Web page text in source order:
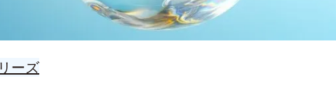
ーズ